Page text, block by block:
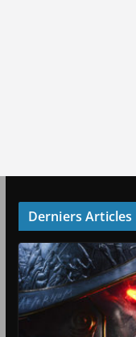
Derniers Articles